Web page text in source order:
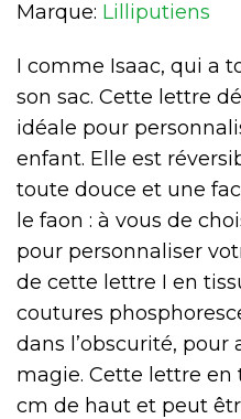
Marque: Lilliputiens
I comme Isaac, qui a
son sac. Cette lettre
idéale pour
enfant. Elle est
toute douce et une
le faon : à vous de
pour personnaliser
de cette lettre I en
coutures
dans l’obscurité,
magie. Cette lettre en
cm de haut et peut